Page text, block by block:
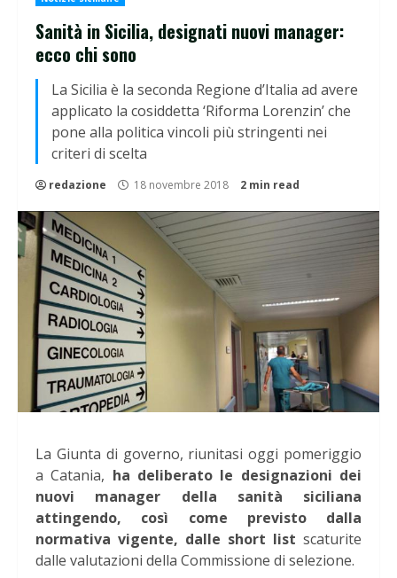
Sanità in Sicilia, designati nuovi manager:
ecco chi sono
La Sicilia è la seconda Regione d’Italia ad avere
applicato la cosiddetta ‘Riforma Lorenzin’ che
pone alla politica vincoli più stringenti nei
criteri di scelta
redazione 18 novembre 2018 2 min read
La Giunta di governo, riunitasi oggi pomeriggio
a Catania, ha deliberato le designazioni dei
nuovi manager della sanità siciliana
attingendo, così come previsto dalla
normativa vigente, dalle short list scaturite
dalle valutazioni della Commissione di selezione.